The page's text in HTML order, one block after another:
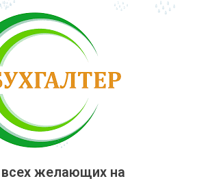
желающих на